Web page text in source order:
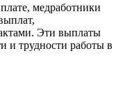
медработники
Эти выплаты
и трудности работы в